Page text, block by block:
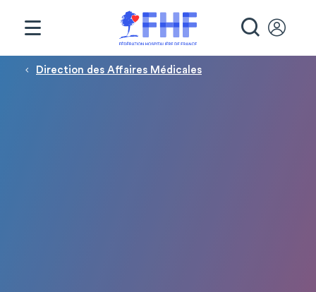
Fil d'Ariane
Direction des Affaires Médicales
Panneau de gestion des cookies